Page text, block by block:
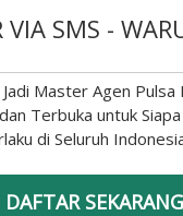
VIA SMS -
Master Agen Pulsa
Terbuka untuk Siapa
di Seluruh
DAFTAR SEKARANG